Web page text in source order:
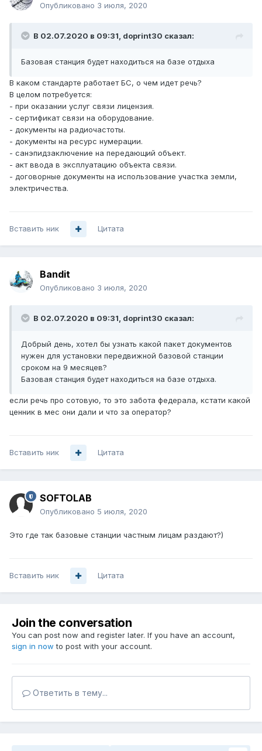
Опубликовано 3 июля, 2020
В 02.07.2020 в 09:31, doprint30 сказал:
Базовая станция будет находиться на базе отдыха
В каком стандарте работает БС, о чем идет речь?
В целом потребуется:
- при оказании услуг связи лицензия.
- сертификат связи на оборудование.
- документы на радиочастоты.
- документы на ресурс нумерации.
- санэпидзаключение на передающий объект.
- акт ввода в эксплуатацию объекта связи.
- договорные документы на использование участка земли,
электричества.
Вставить ник Цитата
Bandit
Опубликовано 3 июля, 2020
В 02.07.2020 в 09:31, doprint30 сказал:
Добрый день, хотел бы узнать какой пакет документов
нужен для установки передвижной базовой станции
сроком на 9 месяцев?
Базовая станция будет находиться на базе отдыха.
если речь про сотовую, то это забота федерала, кстати какой
ценник в мес они дали и что за оператор?
Вставить ник Цитата
SOFTOLAB
Опубликовано 5 июля, 2020
Это где так базовые станции частным лицам раздают?)
Вставить ник Цитата
Join the conversation
You can post now and register later. If you have an account,
sign in now to post with your account.
Ответить в тему...